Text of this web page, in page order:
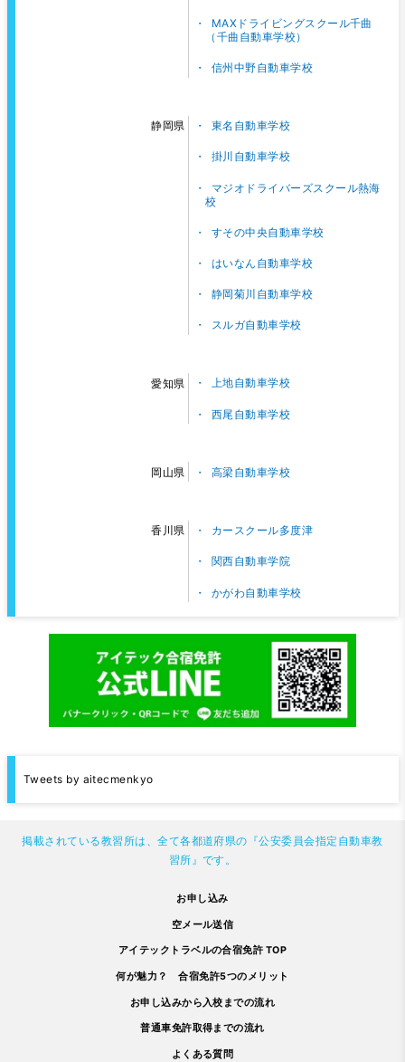
MAXドライビングスクール千曲
（千曲自動車学校）
信州中野自動車学校
静岡県 東名自動車学校
掛川自動車学校
マジオドライバーズスクール熱海
校
すその中央自動車学校
はいなん自動車学校
静岡菊川自動車学校
スルガ自動車学校
愛知県 上地自動車学校
西尾自動車学校
岡山県 高梁自動車学校
香川県 カースクール多度津
関西自動車学院
かがわ自動車学校
Tweets by aitecmenkyo
掲載されている教習所は、全て各都道府県の『公安委員会指定自動車教
習所』です。
お申し込み
空メール送信
アイテックトラベルの合宿免許 TOP
何が魅力？ 合宿免許5つのメリット
お申し込みから入校までの流れ
普通車免許取得までの流れ
よくある質問